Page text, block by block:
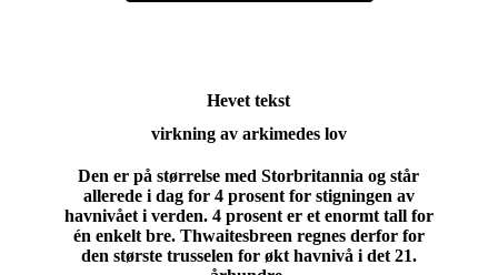
Hevet tekst
virkning av arkimedes lov
Den er på størrelse med Storbritannia og står
allerede i dag for 4 prosent for stigningen av
havnivået i verden. 4 prosent er et enormt tall for
én enkelt bre. Thwaitesbreen regnes derfor for
den største trusselen for økt havnivå i det 21.